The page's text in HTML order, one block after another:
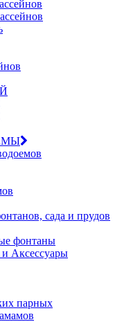
сада и прудов
фонтаны
Аксессуары
парных